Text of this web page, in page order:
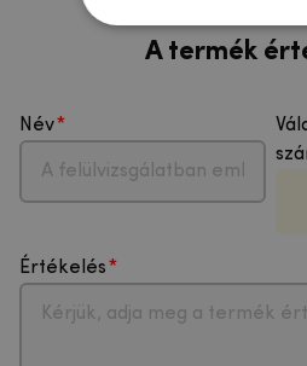
A termék
Név
Értékelés